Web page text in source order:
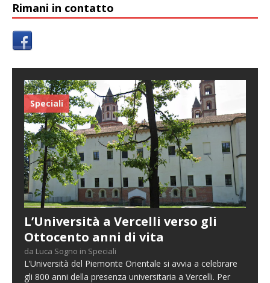
Rimani in contatto
Speciali
L’Università a Vercelli verso gli
Ottocento anni di vita
da Luca Sogno in Speciali
L’Università del Piemonte Orientale si avvia a celebrare
gli 800 anni della presenza universitaria a Vercelli. Per